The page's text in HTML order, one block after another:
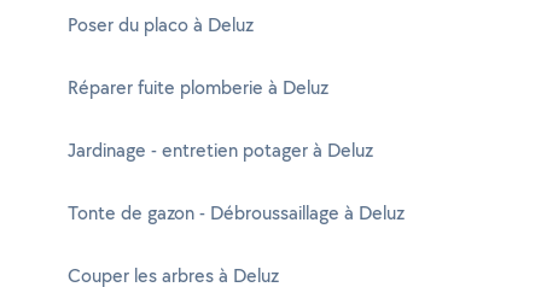
Poser du placo à Deluz
Réparer fuite plomberie à Deluz
Jardinage - entretien potager à Deluz
Tonte de gazon - Débroussaillage à Deluz
Couper les arbres à Deluz